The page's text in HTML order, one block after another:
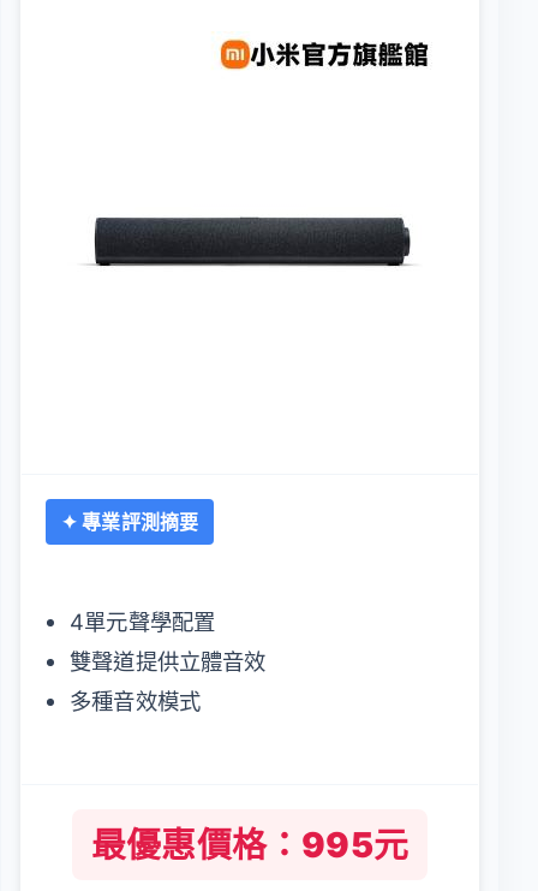
✦ 專業評測摘要
4單元聲學配置
雙聲道提供立體音效
多種音效模式
最優惠價格：995元